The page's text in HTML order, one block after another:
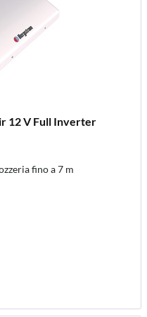
12 V Full Inverter
fino a 7 m